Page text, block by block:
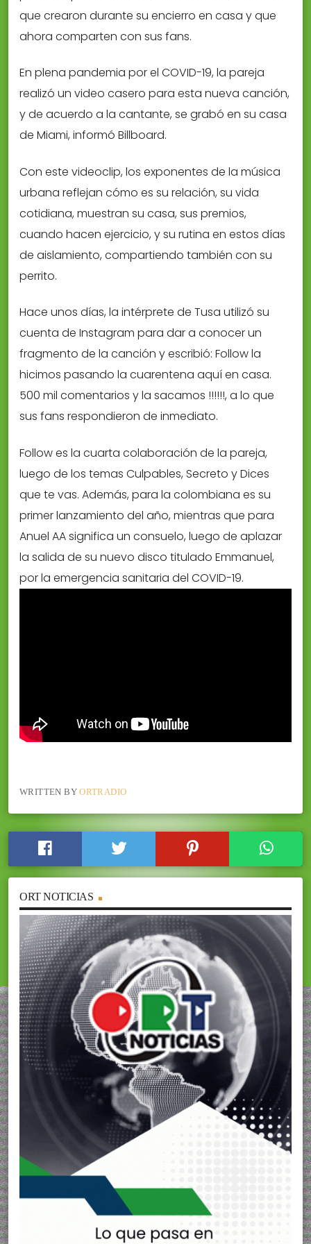
que crearon durante su encierro en casa y que
ahora comparten con sus fans.
En plena pandemia por el COVID-19, la pareja
realizó un video casero para esta nueva canción,
y de acuerdo a la cantante, se grabó en su casa
de Miami, informó Billboard.
Con este videoclip, los exponentes de la música
urbana reflejan cómo es su relación, su vida
cotidiana, muestran su casa, sus premios,
cuando hacen ejercicio, y su rutina en estos días
de aislamiento, compartiendo también con su
perrito.
Hace unos días, la intérprete de Tusa utilizó su
cuenta de Instagram para dar a conocer un
fragmento de la canción y escribió: Follow la
hicimos pasando la cuarentena aquí en casa.
500 mil comentarios y la sacamos !!!!!!, a lo que
sus fans respondieron de inmediato.
Follow es la cuarta colaboración de la pareja,
luego de los temas Culpables, Secreto y Dices
que te vas. Además, para la colombiana es su
primer lanzamiento del año, mientras que para
Anuel AA significa un consuelo, luego de aplazar
la salida de su nuevo disco titulado Emmanuel,
por la emergencia sanitaria del COVID-19.
WRITTEN BYORTRADIO
ORT NOTICIAS